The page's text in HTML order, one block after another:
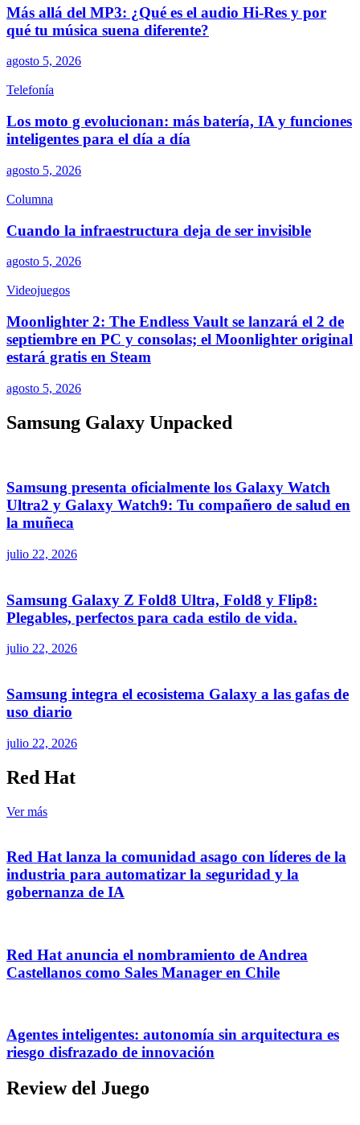
Más allá del MP3: ¿Qué es el audio Hi-Res y por
qué tu música suena diferente?
agosto 5, 2026
Telefonía
Los moto g evolucionan: más batería, IA y funciones
inteligentes para el día a día
agosto 5, 2026
Columna
Cuando la infraestructura deja de ser invisible
agosto 5, 2026
Videojuegos
Moonlighter 2: The Endless Vault se lanzará el 2 de
septiembre en PC y consolas; el Moonlighter original
estará gratis en Steam
agosto 5, 2026
Samsung Galaxy Unpacked
Samsung presenta oficialmente los Galaxy Watch
Ultra2 y Galaxy Watch9: Tu compañero de salud en
la muñeca
julio 22, 2026
Samsung Galaxy Z Fold8 Ultra, Fold8 y Flip8:
Plegables, perfectos para cada estilo de vida.
julio 22, 2026
Samsung integra el ecosistema Galaxy a las gafas de
uso diario
julio 22, 2026
Red Hat
Ver más
Red Hat lanza la comunidad asago con líderes de la
industria para automatizar la seguridad y la
gobernanza de IA
Red Hat anuncia el nombramiento de Andrea
Castellanos como Sales Manager en Chile
Agentes inteligentes: autonomía sin arquitectura es
riesgo disfrazado de innovación
Review del Juego